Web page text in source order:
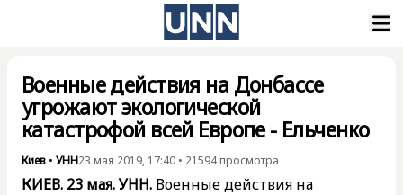
Военные действия на Донбассе
угрожают экологической
катастрофой всей Европе - Ельченко
Киев • УНН23 мая 2019, 17:40 • 21594 просмотра
КИЕВ. 23 мая. УНН. Военные действия на